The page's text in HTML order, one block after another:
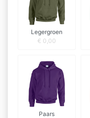
Legergroen
€ 0,00
Paars